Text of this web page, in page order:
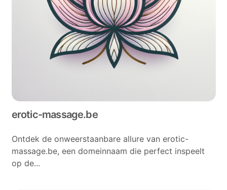
erotic-massage.be
Ontdek de onweerstaanbare allure van erotic-
massage.be, een domeinnaam die perfect inspeelt
op de...